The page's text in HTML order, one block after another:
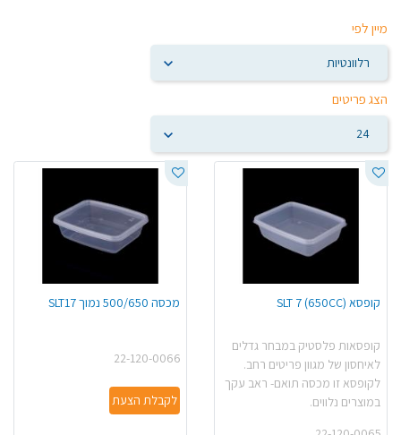
מיין לפי
הצג פריטים
קופסא (SLT 7 (650CC
קופסאות פלסטיק במבחר גדלים
לאיחסון של מגוון פריטים רחב.
לקופסא זו מכסה תואם- ראב עקך
במוצרים נלווים.
מכסה 500/650 נמוך SLT17
22-120-0066
לקבלת הצעת